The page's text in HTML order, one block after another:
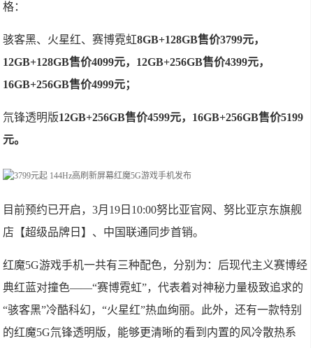
格：
骇客黑、火星红、赛博霓虹8GB+128GB售价3799元，
12GB+128GB售价4099元，12GB+256GB售价4399元，
16GB+256GB售价4999元；
氘锋透明版12GB+256GB售价4599元，16GB+256GB售价5199
元。
目前预约已开启，3月19日10:00努比亚官网、努比亚京东旗舰
店【超级品牌日】、中国联通同步首销。
红魔5G游戏手机一共有三种配色，分别为：后现代主义赛博经
典红蓝对撞色——“赛博霓虹”，代表着对神秘力量极致追求的
“骇客黑”冷酷科幻，“火星红”热血绚丽。此外，还有一款特别
的红魔5G氘锋透明版，能够更清晰的看到内置的风冷散热系